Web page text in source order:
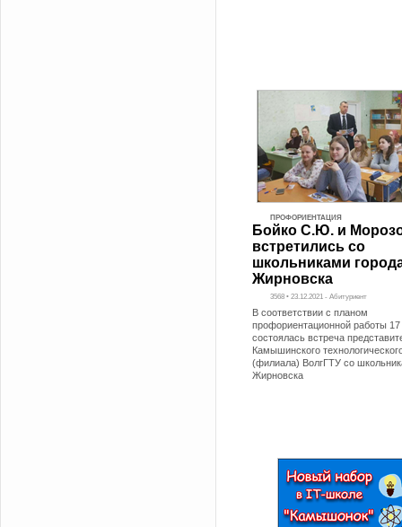
ПРОФОРИЕНТАЦИЯ
Бойко С.Ю. и
встретились со
школьниками
Жирновска
3568 • 23.12.2021 - Абитуриент
В соответствии с планом
профориентационной работы 17
состоялась встреча
Камышинского
(филиала) ВолгГТУ со
Жирновска